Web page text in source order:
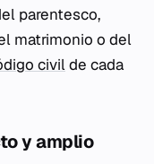
parentesco,
matrimonio o del
civilde cada
y amplio